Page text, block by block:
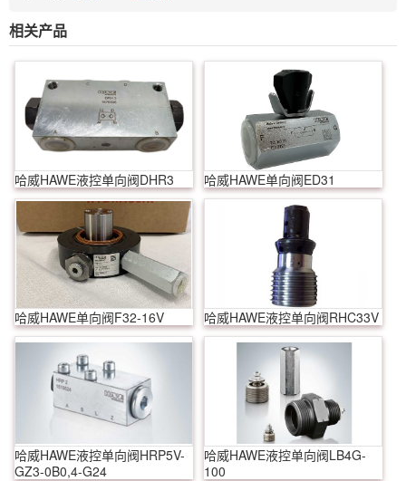
相关产品
哈威HAWE液控单向阀DHR3 哈威HAWE单向阀ED31
哈威HAWE单向阀F32-16V 哈威HAWE液控单向阀RHC33V
哈威HAWE液控单向阀HRP5V-
GZ3-0B0,4-G24
哈威HAWE液控单向阀LB4G-
100